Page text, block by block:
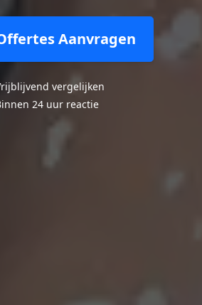
Aanvragen
vergelijken
24 uur reactie